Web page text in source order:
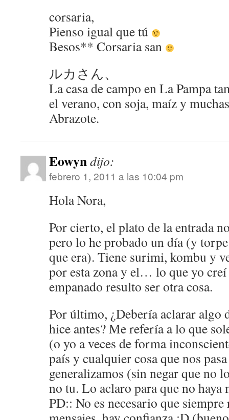
corsaria,
Pienso igual que tú
Besos** Corsaria san
ルカさん、
La casa de campo en La Pampa
el verano, con soja, maíz y
Abrazote.
Eowyndijo:
febrero 1, 2011 a las 10:04 pm
Hola Nora,
Por cierto, el plato de la entrada
pero lo he probado un día (y
que era). Tiene surimi, kombu y
por esta zona y el… lo que yo creí
empanado resulto ser otra cosa.
Por último, ¿Debería aclarar algo
hice antes? Me refería a lo que
(o yo a veces de forma
país y cualquier cosa que nos
generalizamos (sin negar que no
no tu. Lo aclaro para que no haya
PD:: No es necesario que siempre